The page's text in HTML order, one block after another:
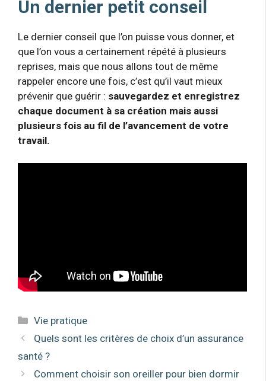
Un dernier petit conseil
Le dernier conseil que l’on puisse vous donner, et
que l’on vous a certainement répété à plusieurs
reprises, mais que nous allons tout de même
rappeler encore une fois, c’est qu’il vaut mieux
prévenir que guérir : sauvegardez et enregistrez
chaque document à sa création mais aussi
plusieurs fois au fil de l’avancement de votre
travail.
Catégories
Vie pratique
Quels sont les critères de choix d’un assurance
santé ?
Comment choisir son oreiller pour bien dormir